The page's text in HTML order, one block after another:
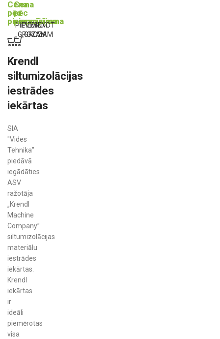
Cena
pēc
pieprasījuma
PIEVIENOT
GROZAM
Cena
pēc
pieprasījuma
PIEVIENOT
GROZAM
Krendl
siltumizolācijas
iestrādes
iekārtas
SIA
"Vides
Tehnika"
piedāvā
iegādāties
ASV
ražotāja
„Krendl
Machine
Company”
siltumizolācijas
materiālu
iestrādes
iekārtas.
Krendl
iekārtas
ir
ideāli
piemērotas
visa